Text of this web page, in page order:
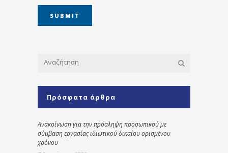
Πρόσφατα άρθρα
Ανακοίνωση για την πρόσληψη προσωπικού με
σύμβαση εργασίας ιδιωτικού δικαίου ορισμένου
χρόνου